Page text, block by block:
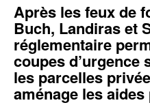
Après les feux de
Buch, Landiras et
réglementaire
coupes d’urgence
les parcelles
aménage les